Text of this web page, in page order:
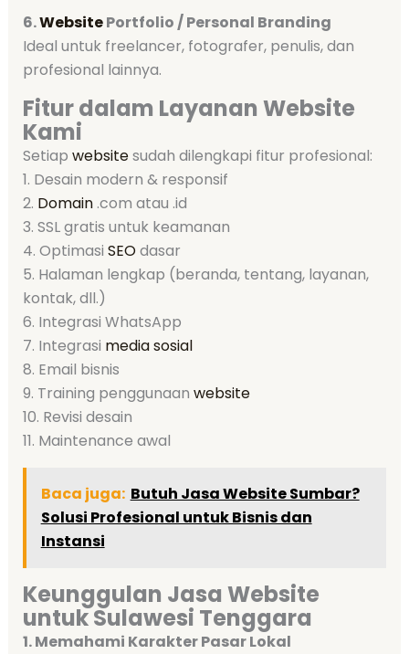
6.WebsitePortfolio / Personal Branding
Ideal untuk freelancer, fotografer, penulis, dan
profesional lainnya.
Fitur dalam Layanan Website
Kami
Setiap websitesudah dilengkapi fitur profesional:
1. Desain modern & responsif
2. Domain.com atau .id
3. SSL gratis untuk keamanan
4. Optimasi SEOdasar
5. Halaman lengkap (beranda, tentang, layanan,
kontak, dll.)
6. Integrasi WhatsApp
7. Integrasi media sosial
8. Email bisnis
9. Training penggunaan website
10. Revisi desain
11. Maintenance awal
Baca juga: Butuh Jasa Website Sumbar?
Solusi Profesional untuk Bisnis dan
Instansi
Keunggulan Jasa Website
untuk Sulawesi Tenggara
1. Memahami Karakter Pasar Lokal